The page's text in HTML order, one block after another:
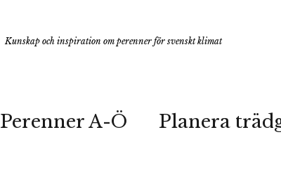
Kunskap och inspiration om perenner för svenskt klimat
Perenner A-Ö Planera